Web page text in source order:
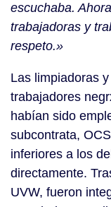
escuchaba.
trabajadoras y
respeto.»
Las limpiadoras
trabajadores
habían sido
subcontrata,
inferiores a los
directamente.
UVW, fueron